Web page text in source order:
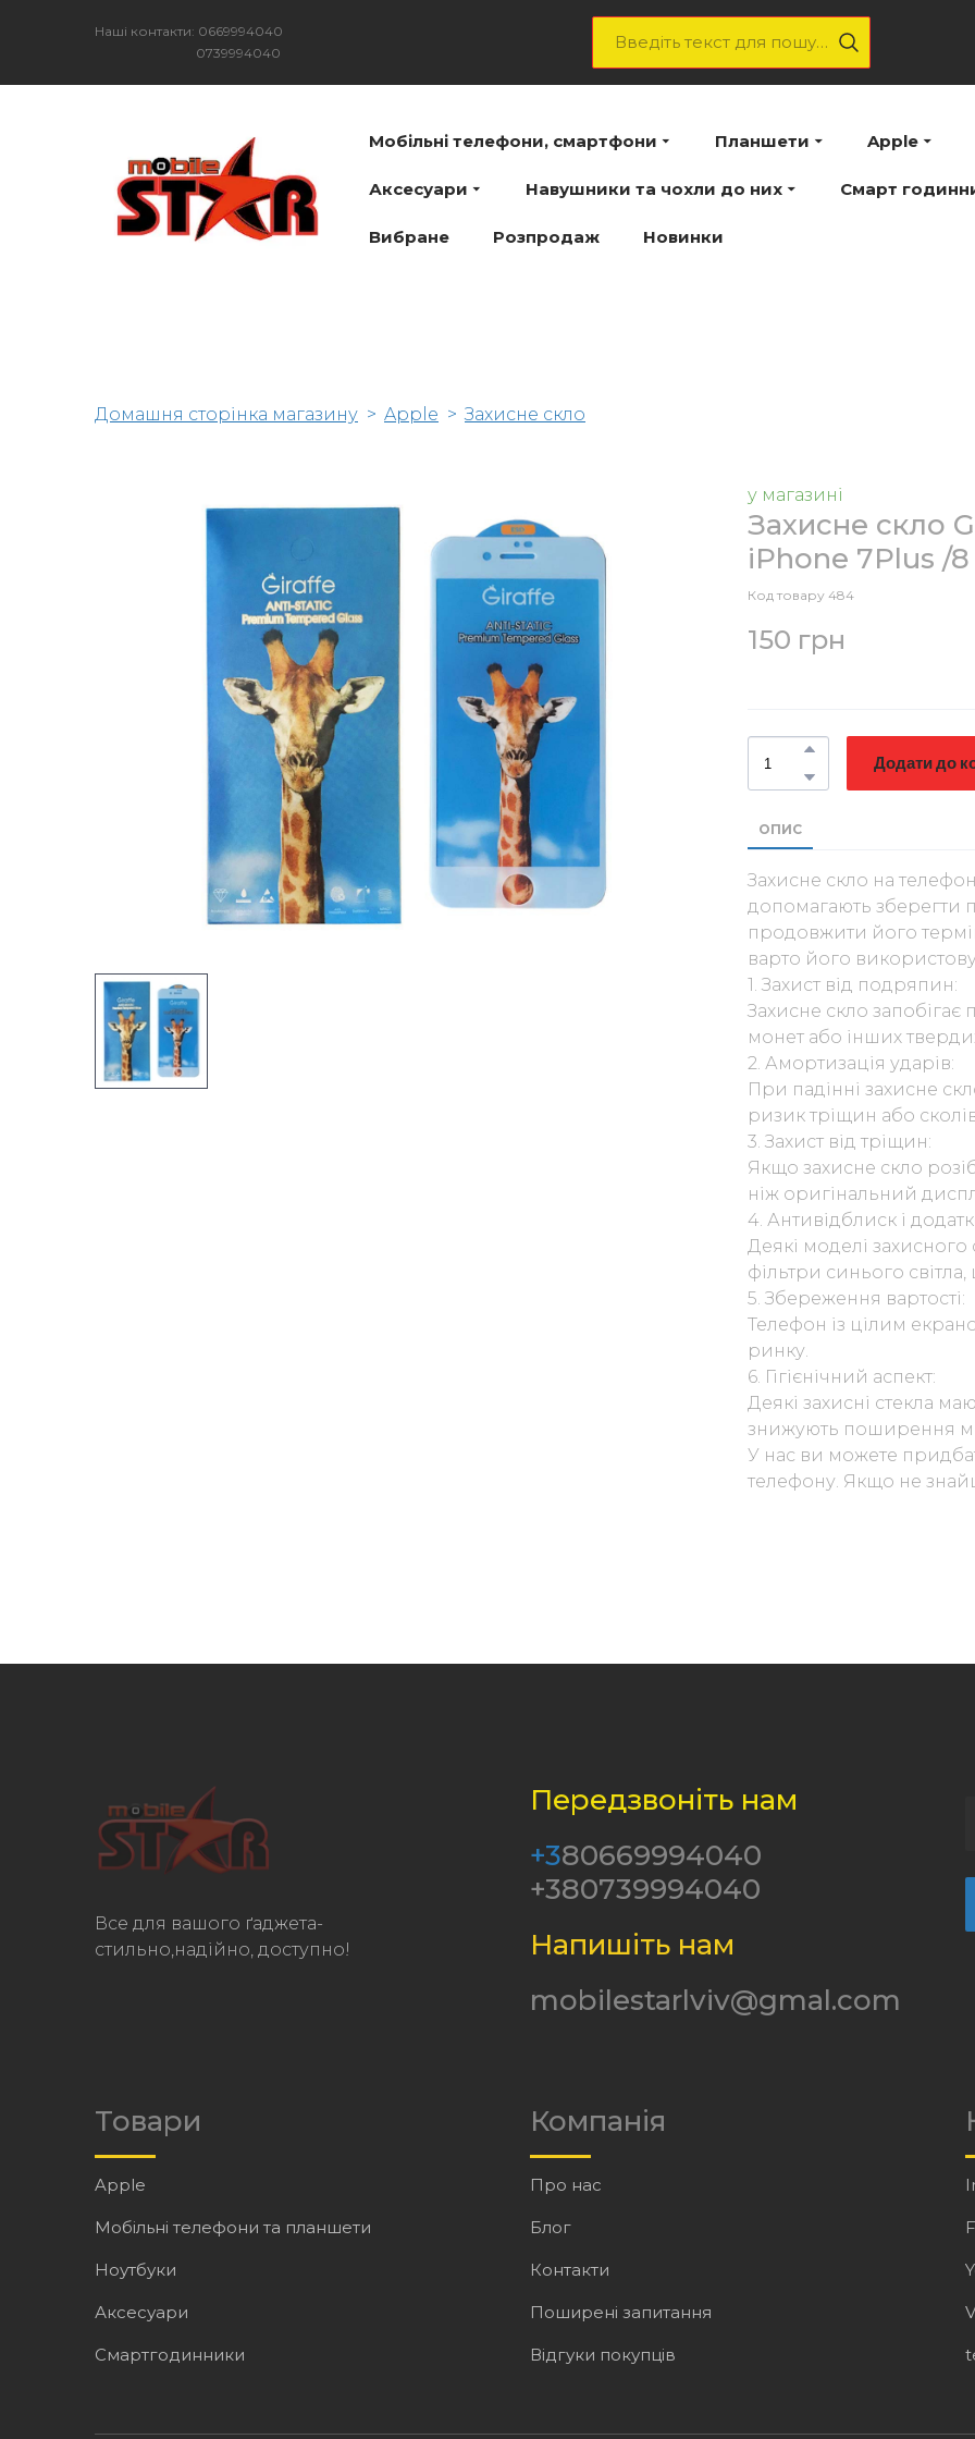
Наші контакти: 0669994040
0739994040
Мобільні телефони, смартфони Планшети Apple
Аксесуари Навушники та чохли до них Смарт
Вибране Розпродаж Новинки
Домашня сторінка магазину Apple Захисне скло
у магазині
Захисне скло
iPhone 7Plus /8
Код товару 484
150 грн
Додати до
ОПИС
Захисне скло на
допомагають зберегти
продовжити його
варто його
1. Захист від подряпин:
Захисне скло запобігає
монет або інших
2. Амортизація ударів:
При падінні захисне
ризик тріщин або
3. Захист від тріщин:
Якщо захисне скло
ніж оригінальний
4. Антивідблиск і
Деякі моделі
фільтри синього
5. Збереження вартості:
Телефон із цілим
ринку.
6. Гігієнічний аспект:
Деякі захисні стекла
знижують поширення
У нас ви можете
телефону. Якщо не
Все для вашого ґаджета-
стильно,надійно, доступно!
Передзвоніть нам
+380669994040
+380739994040
Напишіть нам
mobilestarlviv@gmal.com
Товари
Apple
Мобільні телефони та планшети
Ноутбуки
Аксесуари
Смартгодинники
Компанія
Про нас
Блог
Контакти
Поширені запитання
Відгуки покупців